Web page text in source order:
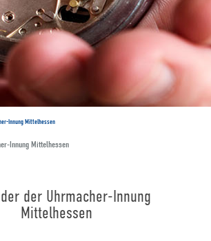
Innung Mittelhessen
Innung Mittelhessen
der Uhrmacher-Innung
Mittelhessen